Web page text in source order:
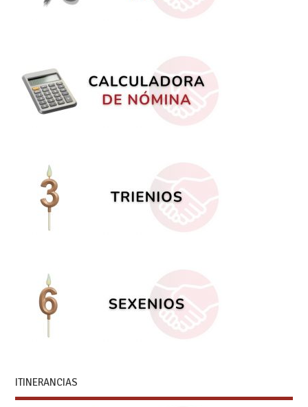
ITINERANCIAS